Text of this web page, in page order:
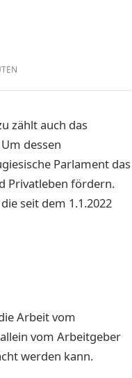
zählt auch das
dessen
Parlament das
Privatleben fördern.
seit dem 1.1.2022
Arbeit vom
vom Arbeitgeber
werden kann.